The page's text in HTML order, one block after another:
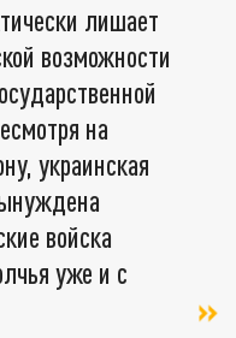
лишает
возможности
на
украинская
войска
уже и с